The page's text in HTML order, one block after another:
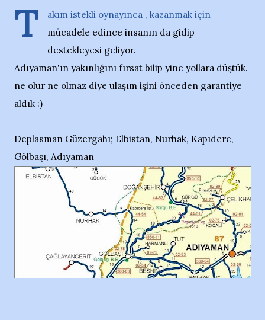
T
akım istekli oynayınca , kazanmak için
mücadele edince insanın da gidip
destekleyesi geliyor.
Adıyaman'ın yakınlığını fırsat bilip yine yollara düştük.
ne olur ne olmaz diye ulaşım işini önceden garantiye
aldık :)
Deplasman Güzergahı; Elbistan, Nurhak, Kapıdere,
Gölbaşı, Adıyaman